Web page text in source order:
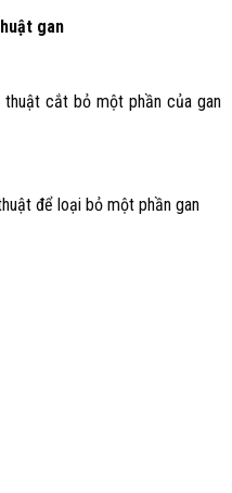
gan
thuật cắt bỏ một phần của gan
để loại bỏ một phần gan